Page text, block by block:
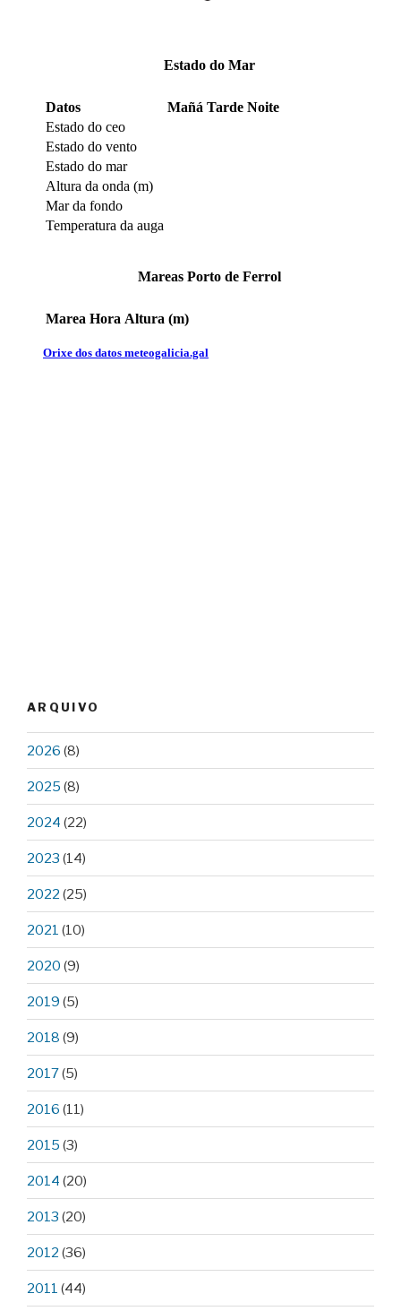
ARQUIVO
2026 (8)
2025 (8)
2024 (22)
2023 (14)
2022 (25)
2021 (10)
2020 (9)
2019 (5)
2018 (9)
2017(5)
2016 (11)
2015 (3)
2014 (20)
2013 (20)
2012 (36)
2011 (44)